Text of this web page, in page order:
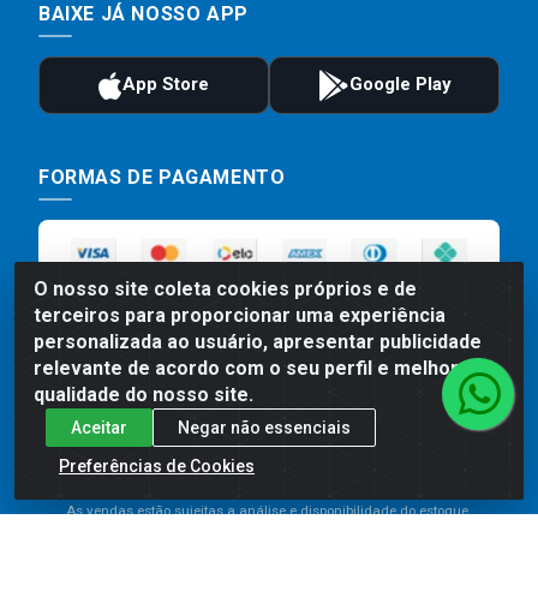
O nosso site coleta cookies próprios e de
terceiros para proporcionar uma experiência
personalizada ao usuário, apresentar publicidade
relevante de acordo com o seu perfil e melhorar a
qualidade do nosso site.
Aceitar
Negar não essenciais
Preferências de Cookies
BAIXE JÁ NOSSO APP
FORMAS DE PAGAMENTO
Preços, promoções, condições de pagamento e frete são válidos
para compras realizadas exclusivamente pelo site. Caso haja
divergência de preço de um produto, será válido o preço que for
As vendas estão sujeitas a análise e disponibilidade do estoque.